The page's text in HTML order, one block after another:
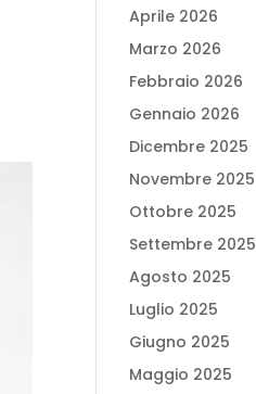
Aprile 2026
Marzo 2026
Febbraio 2026
Gennaio 2026
Dicembre 2025
Novembre 2025
Ottobre 2025
Settembre 2025
Agosto 2025
Luglio 2025
Giugno 2025
Maggio 2025